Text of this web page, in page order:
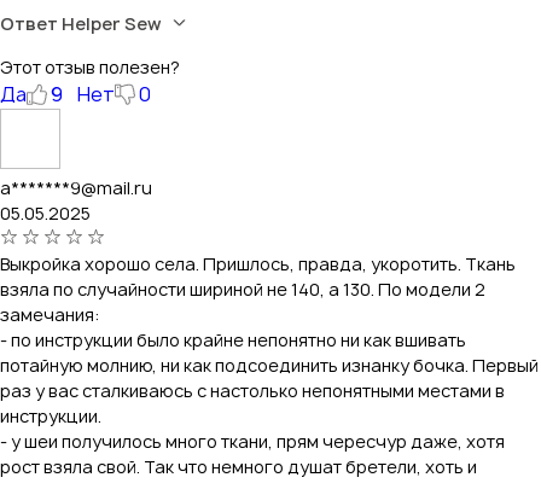
Ответ Helper Sew
Этот отзыв полезен?
Да 9 Нет 0
a*******9@mail.ru
05.05.2025
Выкройка хорошо села. Пришлось, правда, укоротить. Ткань
взяла по случайности шириной не 140, а 130. По модели 2
замечания:
- по инструкции было крайне непонятно ни как вшивать
потайную молнию, ни как подсоединить изнанку бочка. Первый
раз у вас сталкиваюсь с настолько непонятными местами в
инструкции.
- у шеи получилось много ткани, прям чересчур даже, хотя
рост взяла свой. Так что немного душат бретели, хоть и